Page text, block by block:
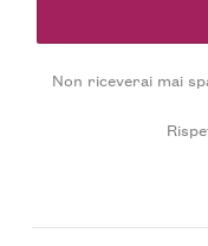
Non riceverai mai